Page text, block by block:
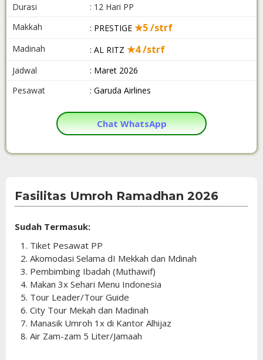
Durasi
: 12 Hari PP
Makkah
: PRESTIGE ★5 /strf
Madinah : AL RITZ ★4 /strf
Jadwal
: Maret 2026
Pesawat
: Garuda Airlines
Chat WhatsApp
Fasilitas Umroh Ramadhan 2026
Sudah Termasuk:
1. Tiket Pesawat PP
2. Akomodasi Selama dI Mekkah dan Mdinah
3. Pembimbing Ibadah (Muthawif)
4. Makan 3x Sehari Menu Indonesia
5. Tour Leader/Tour Guide
6. City Tour Mekah dan Madinah
7. Manasik Umroh 1x di Kantor Alhijaz
8. Air Zam-zam 5 Liter/Jamaah